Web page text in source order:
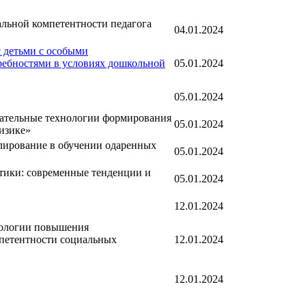
компетентности педагога
04.01.2024
детьми с особыми
в условиях дошкольной
05.01.2024
05.01.2024
технологии формирования
05.01.2024
в обучении одаренных
05.01.2024
современные тенденции и
05.01.2024
12.01.2024
повышения
социальных
12.01.2024
12.01.2024